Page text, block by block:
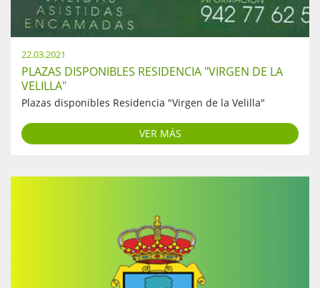
22.03.2021
PLAZAS DISPONIBLES RESIDENCIA "VIRGEN DE LA
VELILLA"
Plazas disponibles Residencia "Virgen de la Velilla"
VER MÁS